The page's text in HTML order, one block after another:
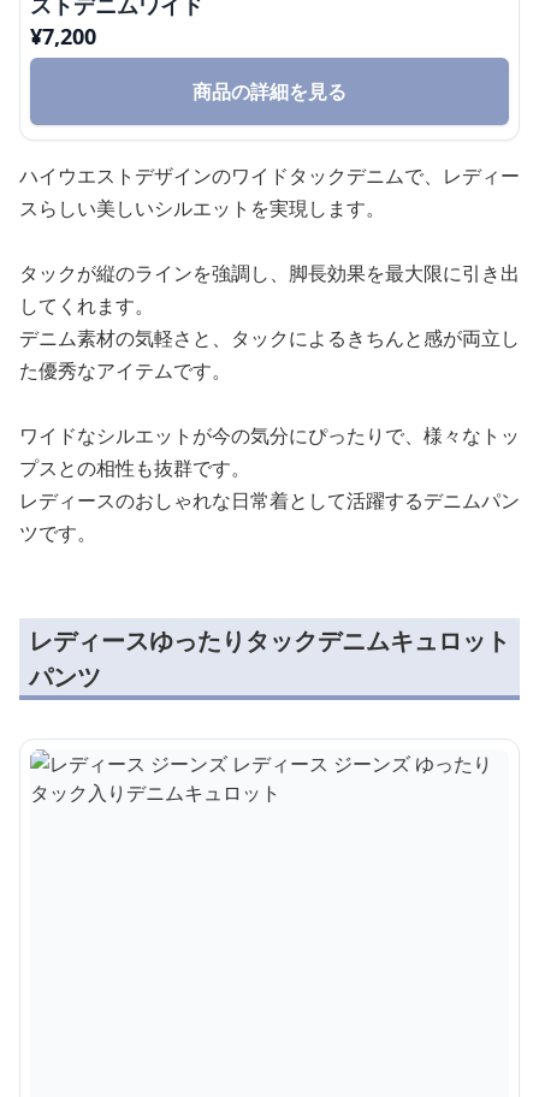
¥7,200
商品の詳細を見る
ハイウエストデザインのワイドタックデニムで、レディー
スらしい美しいシルエットを実現します。
タックが縦のラインを強調し、脚長効果を最大限に引き出
してくれます。
デニム素材の気軽さと、タックによるきちんと感が両立し
た優秀なアイテムです。
ワイドなシルエットが今の気分にぴったりで、様々なトッ
プスとの相性も抜群です。
レディースのおしゃれな日常着として活躍するデニムパン
ツです。
レディースゆったりタックデニムキュロット
パンツ